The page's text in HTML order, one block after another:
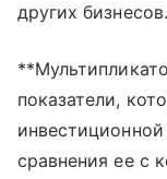
других бизнесов.
показатели,
сравнения ее с